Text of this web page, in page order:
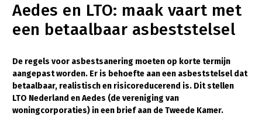
Goed eten
Mooi groen
Sterk ondernemerschap
Transitiepaden
Thema’s
Aedes en LTO: maak vaart met
een betaalbaar asbeststelsel
De regels voor asbestsanering moeten op korte termijn
aangepast worden. Er is behoefte aan een asbeststelsel dat
betaalbaar, realistisch en risicoreducerend is. Dit stellen
LTO Nederland en Aedes (de vereniging van
woningcorporaties) in een brief aan de Tweede Kamer.